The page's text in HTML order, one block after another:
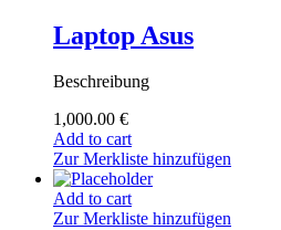
Laptop Asus
Beschreibung
1,000.00 €
Add to cart
Zur Merkliste hinzufügen
Add to cart
Zur Merkliste hinzufügen